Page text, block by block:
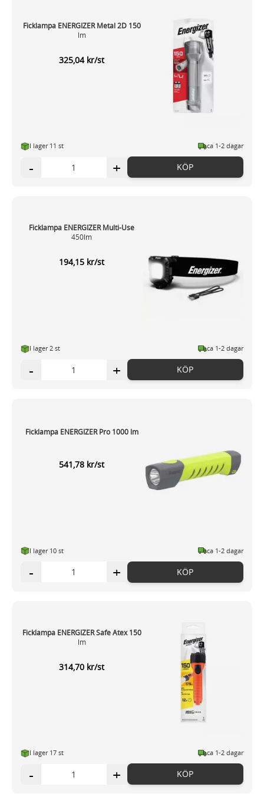
Ficklampa ENERGIZER Metal 2D 150
lm
325,04 kr/st
I lager 11 st ca 1-2 dagar
- + KÖP
Ficklampa ENERGIZER Multi-Use
450lm
194,15 kr/st
I lager 2 st ca 1-2 dagar
- + KÖP
Ficklampa ENERGIZER Pro 1000 lm
541,78 kr/st
I lager 10 st ca 1-2 dagar
- + KÖP
Ficklampa ENERGIZER Safe Atex 150
lm
314,70 kr/st
I lager 17 st ca 1-2 dagar
- + KÖP